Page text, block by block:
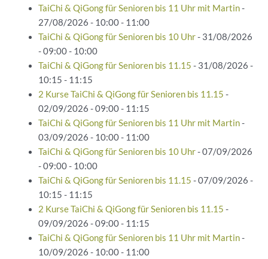
TaiChi & QiGong für Senioren bis 11 Uhr mit Martin-
27/08/2026 - 10:00 - 11:00
TaiChi & QiGong für Senioren bis 10 Uhr- 31/08/2026
- 09:00 - 10:00
TaiChi & QiGong für Senioren bis 11.15 - 31/08/2026 -
10:15 - 11:15
2 Kurse TaiChi & QiGong für Senioren bis 11.15 -
02/09/2026 - 09:00 - 11:15
TaiChi & QiGong für Senioren bis 11 Uhr mit Martin-
03/09/2026 - 10:00 - 11:00
TaiChi & QiGong für Senioren bis 10 Uhr- 07/09/2026
- 09:00 - 10:00
TaiChi & QiGong für Senioren bis 11.15 - 07/09/2026 -
10:15 - 11:15
2 Kurse TaiChi & QiGong für Senioren bis 11.15 -
09/09/2026 - 09:00 - 11:15
TaiChi & QiGong für Senioren bis 11 Uhr mit Martin-
10/09/2026 - 10:00 - 11:00